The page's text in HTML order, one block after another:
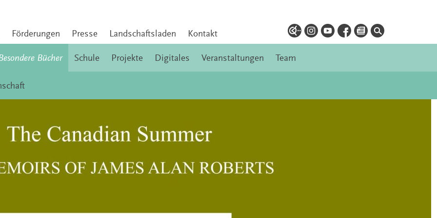
Förderungen Presse Landschaftsladen Kontakt
Bücher Schule Projekte Digitales Veranstaltungen Team